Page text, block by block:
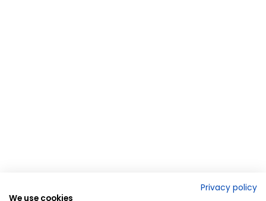
Privacy policy
We use cookies